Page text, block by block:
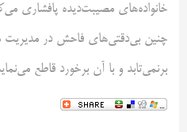
خانواده‌های مصیبت‌دیده پافشاری
چنین بی‌دقتی‌های فاحش در مدیریت
برنمی‌تابد و با آن برخورد قاطع